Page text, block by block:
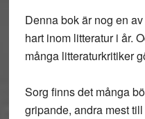
Denna bok är nog en
hart inom litteratur i år.
många litteraturkritiker
Sorg finns det många
gripande, andra mest